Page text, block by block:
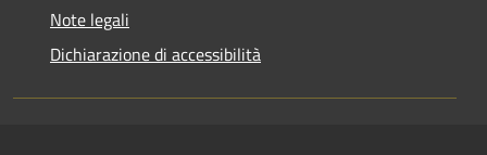
Note legali
Dichiarazione di accessibilità